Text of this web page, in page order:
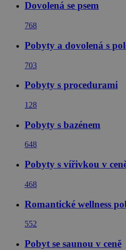
Dovolená se psem
768
Pobyty a dovolená s
703
Pobyty s procedurami
128
Pobyty s bazénem
648
Pobyty s vířivkou v
468
Romantické wellness
552
Pobyt se saunou v ceně